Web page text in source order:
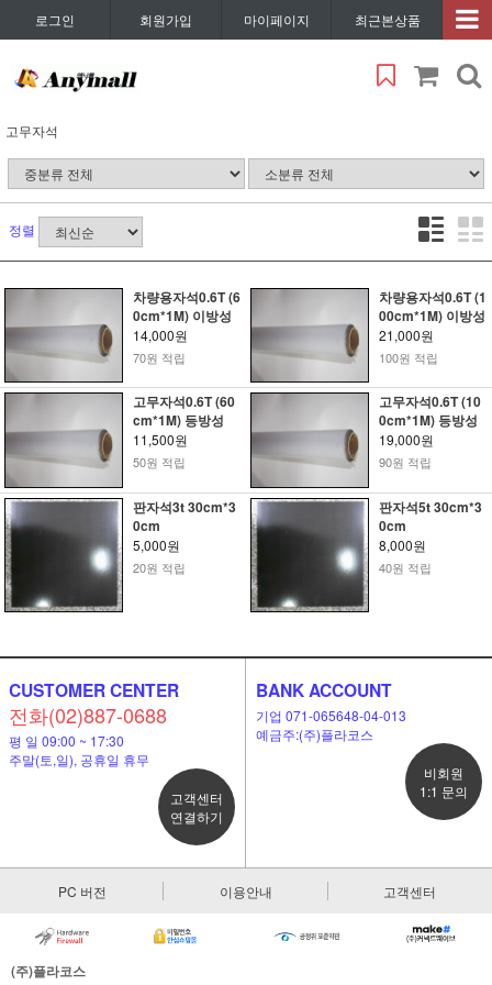
로그인 회원가입 마이페이지 최근본상품
고무자석
정렬
차량용자석0.6T (6
0cm*1M) 이방성
14,000원
70원 적립
차량용자석0.6T (1
00cm*1M) 이방성
21,000원
100원 적립
고무자석0.6T (60
cm*1M) 등방성
11,500원
50원 적립
고무자석0.6T (10
0cm*1M) 등방성
19,000원
90원 적립
판자석3t 30cm*3
0cm
5,000원
20원 적립
판자석5t 30cm*3
0cm
8,000원
40원 적립
CUSTOMER CENTER
전화(02)887-0688
평 일 09:00 ~ 17:30
주말(토,일), 공휴일 휴무
고객센터
연결하기
BANK ACCOUNT
기업 071-065648-04-013
예금주:(주)플라코스
비회원
1:1 문의
PC 버전 이용안내 고객센터
(주)플라코스